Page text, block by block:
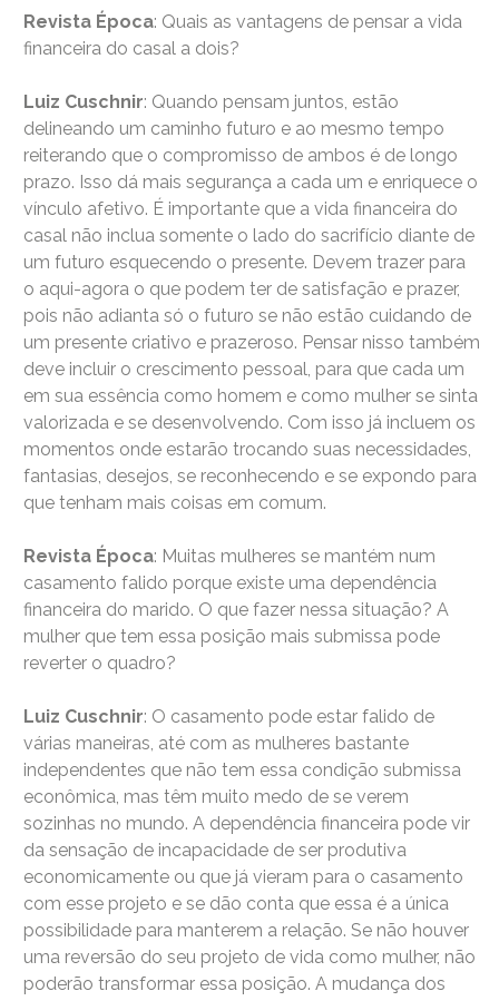
Revista Época: Quais as vantagens de pensar a vida
financeira do casal a dois?
Luiz Cuschnir: Quando pensam juntos, estão
delineando um caminho futuro e ao mesmo tempo
reiterando que o compromisso de ambos é de longo
prazo. Isso dá mais segurança a cada um e enriquece o
vínculo afetivo. É importante que a vida financeira do
casal não inclua somente o lado do sacrifício diante de
um futuro esquecendo o presente. Devem trazer para
o aqui-agora o que podem ter de satisfação e prazer,
pois não adianta só o futuro se não estão cuidando de
um presente criativo e prazeroso. Pensar nisso também
deve incluir o crescimento pessoal, para que cada um
em sua essência como homem e como mulher se sinta
valorizada e se desenvolvendo. Com isso já incluem os
momentos onde estarão trocando suas necessidades,
fantasias, desejos, se reconhecendo e se expondo para
que tenham mais coisas em comum.
Revista Época: Muitas mulheres se mantém num
casamento falido porque existe uma dependência
financeira do marido. O que fazer nessa situação? A
mulher que tem essa posição mais submissa pode
reverter o quadro?
Luiz Cuschnir: O casamento pode estar falido de
várias maneiras, até com as mulheres bastante
independentes que não tem essa condição submissa
econômica, mas têm muito medo de se verem
sozinhas no mundo. A dependência financeira pode vir
da sensação de incapacidade de ser produtiva
economicamente ou que já vieram para o casamento
com esse projeto e se dão conta que essa é a única
possibilidade para manterem a relação. Se não houver
uma reversão do seu projeto de vida como mulher, não
poderão transformar essa posição. A mudança dos